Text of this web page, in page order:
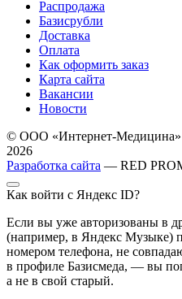
Распродажа
Базисрубли
Доставка
Оплата
Как оформить заказ
Карта сайта
Вакансии
Новости
© ООО «Интернет-Медицина»
2026
Разработка сайта — RED
Как войти с Яндекс ID?
Если вы уже авторизованы в
(например, в Яндекс Музыке)
номером телефона, не
в профиле Базисмеда, — вы
а не в свой старый.